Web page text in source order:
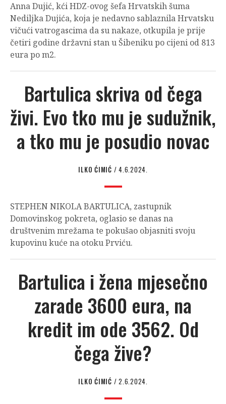
Anna Dujić, kći HDZ-ovog šefa Hrvatskih šuma
Nediljka Dujića, koja je nedavno sablaznila Hrvatsku
vičući vatrogascima da su nakaze, otkupila je prije
četiri godine državni stan u Šibeniku po cijeni od 813
eura po m2.
Bartulica skriva od čega
živi. Evo tko mu je sudužnik,
a tko mu je posudio novac
ILKO ĆIMIĆ / 4.6.2024.
STEPHEN NIKOLA BARTULICA, zastupnik
Domovinskog pokreta, oglasio se danas na
društvenim mrežama te pokušao objasniti svoju
kupovinu kuće na otoku Prviću.
Bartulica i žena mjesečno
zarade 3600 eura, na
kredit im ode 3562. Od
čega žive?
ILKO ĆIMIĆ / 2.6.2024.